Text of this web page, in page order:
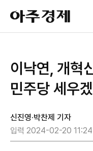
아
주
경
이낙연, 개혁
민주당 세우
신진영·박찬제 기자
입력 2024-02-20 11:24